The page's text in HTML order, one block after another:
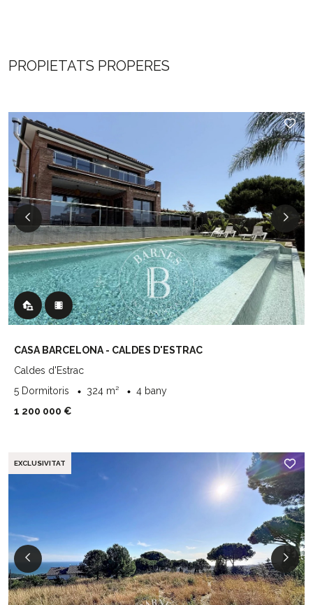
PROPIETATS PROPERES
CASA BARCELONA - CALDES D'ESTRAC
Caldes d'Estrac
5 Dormitoris
324 m²
4 bany
1 200 000 €
EXCLUSIVITAT